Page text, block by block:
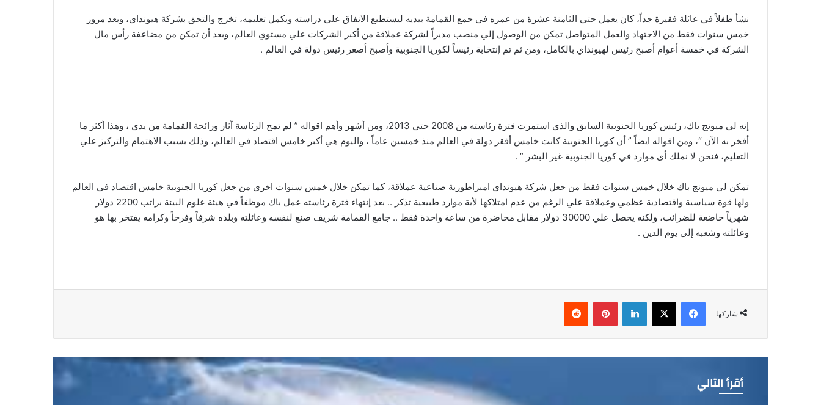
نشأ طفلاً في عائلة فقيرة جداً، كان يعمل حتي الثامنة عشرة من عمره في جمع القمامة بيديه ليستطيع الانفاق علي دراسته ويكمل تعليمه، تخرج والتحق بشركة هيونداي، وبعد مرور
خمس سنوات فقط من الاجتهاد والعمل المتواصل تمكن من الوصول إلي منصب مديراً لشركة عملاقة من أكبر الشركات علي مستوي العالم، وبعد أن تمكن من مضاعفة رأس مال
الشركة في خمسة أعوام أصبح رئيس لهيونداي بالكامل، ومن ثم تم إنتخابة رئيساً لكوريا الجنوبية وأصبح أصغر رئيس دولة في العالم .
إنه لي ميونج باك، رئيس كوريا الجنوبية السابق والذي استمرت فترة رئاسته من 2008 حتي 2013، ومن أشهر وأهم اقواله ” لم تمح الرئاسة آثار ورائحة القمامة من يدي ، وهذا أكثر ما
أفخر به الآن “، ومن اقواله ايضاً ” أن كوريا الجنوبية كانت خامس أفقر دولة في العالم منذ خمسين عاماً ، واليوم هي أكبر خامس اقتصاد في العالم، وذلك بسبب الاهتمام والتركيز علي
التعليم، فنحن لا نملك أى موارد في كوريا الجنوبية غير البشر ” .
تمكن لي ميونج باك خلال خمس سنوات فقط من جعل شركة هيونداي امبراطورية صناعية عملاقة، كما تمكن خلال خمس سنوات اخري من جعل كوريا الجنوبية خامس اقتصاد في العالم
ولها قوة سياسية واقتصادية عظمي وعملاقة علي الرغم من عدم امتلاكها لأية موارد طبيعية تذكر .. بعد إنتهاء فترة رئاسته عمل باك موظفاً في هيئة علوم البيئة براتب 2200 دولار
شهرياً خاضعة للضرائب، ولكنه يحصل علي 30000 دولار مقابل محاضرة من ساعة واحدة فقط .. جامع القمامة شريف صنع لنفسه وعائلته وبلده شرفاً وفرخاً وكرامه يفتخر بها هو
وعائلته وشعبه إلي يوم الدين .
شاركها
فيسبوك ‫X لينكدإن بينتيريست
أقرأ التالي